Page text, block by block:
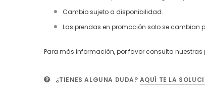
Cambio sujeto a disponibilidad.
Las prendas en promoción solo se cambian
Para más información, por favor consulta
¿TIENES ALGUNA DUDA? AQUÍ TE LA